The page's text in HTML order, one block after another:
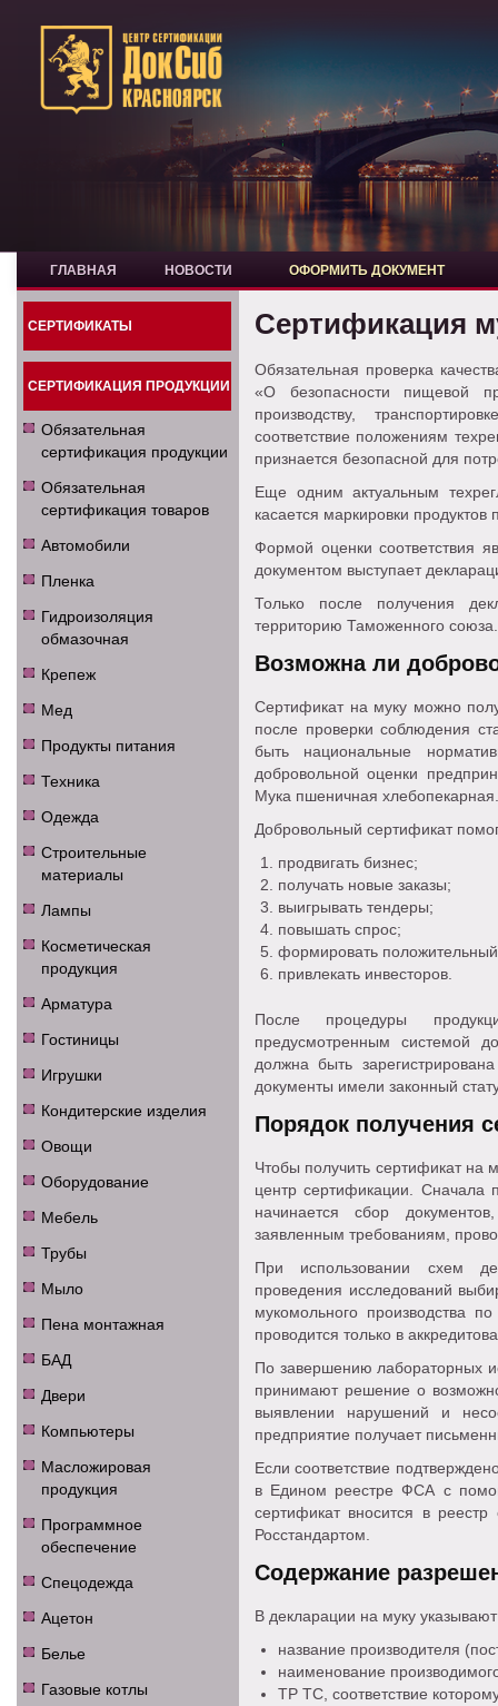
ГЛАВНАЯ НОВОСТИ ОФОРМИТЬ ДОКУМЕНТ
СЕРТИФИКАТЫ
СЕРТИФИКАЦИЯ ПРОДУКЦИИ
Обязательная
сертификация продукции
Обязательная
сертификация товаров
Автомобили
Пленка
Гидроизоляция
обмазочная
Крепеж
Мед
Продукты питания
Техника
Одежда
Строительные
материалы
Лампы
Косметическая
продукция
Арматура
Гостиницы
Игрушки
Кондитерские изделия
Овощи
Оборудование
Мебель
Трубы
Мыло
Пена монтажная
БАД
Двери
Компьютеры
Масложировая
продукция
Программное
обеспечение
Спецодежда
Ацетон
Белье
Газовые котлы
Сертификация
Обязательная проверка
«О безопасности пищевой
производству,
соответствие положениям
признается безопасной для
Еще одним актуальным
касается маркировки продуктов
Формой оценки соответствия
документом выступает
Только после получения
территорию Таможенного союза.
Возможна ли
Сертификат на муку можно
после проверки соблюдения
быть национальные
добровольной оценки
Мука пшеничная
Добровольный сертификат
продвигать бизнес;
получать новые заказы;
выигрывать тендеры;
повышать спрос;
формировать
привлекать инвесторов.
После процедуры
предусмотренным системой
должна быть
документы имели законный
Порядок получения
Чтобы получить сертификат на
центр сертификации. Сначала
начинается сбор
заявленным требованиям,
При использовании схем
проведения исследований
мукомольного производства
проводится только в
По завершению лабораторных
принимают решение о
выявлении нарушений и
предприятие получает
Если соответствие
в Едином реестре ФСА с
сертификат вносится в
Росстандартом.
Содержание
В декларации на муку
название производителя
наименование
ТР ТС, соответствие